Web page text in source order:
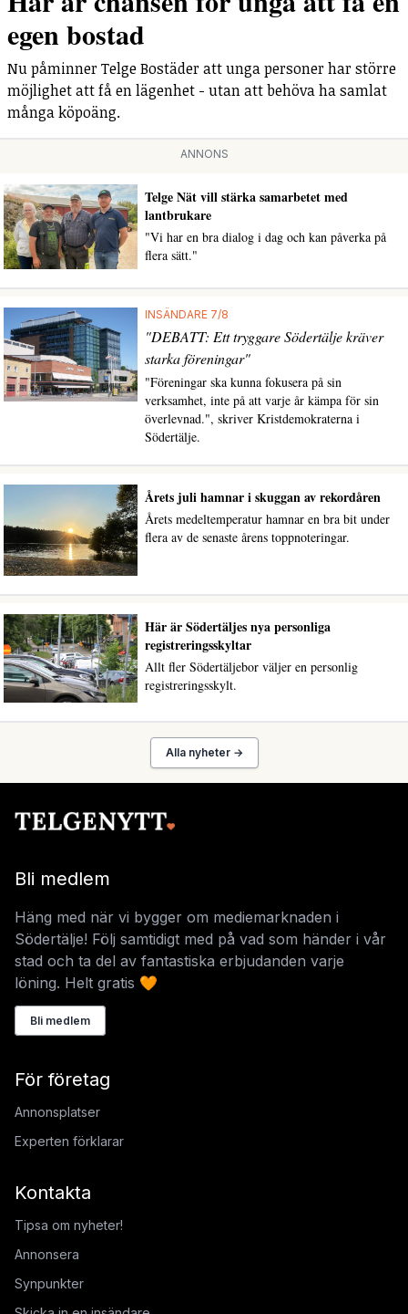
egen bostad
Nu påminner Telge Bostäder att unga personer har större
möjlighet att få en lägenhet - utan att behöva ha samlat
många köpoäng.
ANNONS
Telge Nät vill stärka samarbetet med
lantbrukare
"Vi har en bra dialog i dag och kan påverka på
flera sätt."
INSÄNDARE 7/8
"DEBATT: Ett tryggare Södertälje kräver
starka föreningar"
"Föreningar ska kunna fokusera på sin
verksamhet, inte på att varje år kämpa för sin
överlevnad.", skriver Kristdemokraterna i
Södertälje.
Årets juli hamnar i skuggan av rekordåren
Årets medeltemperatur hamnar en bra bit under
flera av de senaste årens toppnoteringar.
Här är Södertäljes nya personliga
registreringsskyltar
Allt fler Södertäljebor väljer en personlig
registreringsskylt.
Alla nyheter →
Bli medlem
Häng med när vi bygger om mediemarknaden i
Södertälje! Följ samtidigt med på vad som händer i vår
stad och ta del av fantastiska erbjudanden varje
löning. Helt gratis 🧡
Bli medlem
För företag
Annonsplatser
Experten förklarar
Kontakta
Tipsa om nyheter!
Annonsera
Synpunkter